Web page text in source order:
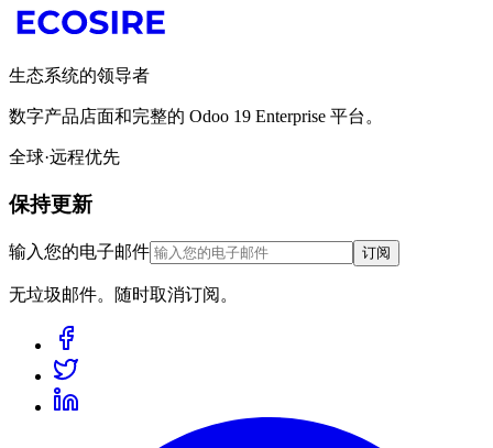
生态系统的领导者
数字产品店面和完整的 Odoo 19 Enterprise 平台。
全球·远程优先
保持更新
输入您的电子邮件 订阅
无垃圾邮件。随时取消订阅。